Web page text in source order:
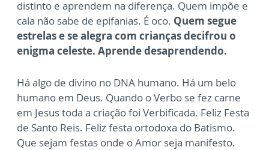
distinto e aprendem na diferença. Quem impõe e
cala não sabe de epifanias. É oco. Quem segue
estrelas e se alegra com crianças decifrou o
enigma celeste. Aprende desaprendendo.
Há algo de divino no DNA humano. Há um belo
humano em Deus. Quando o Verbo se fez carne
em Jesus toda a criação foi Verbificada. Feliz Festa
de Santo Reis. Feliz festa ortodoxa do Batismo.
Que sejam festas onde o Amor seja manifesto.